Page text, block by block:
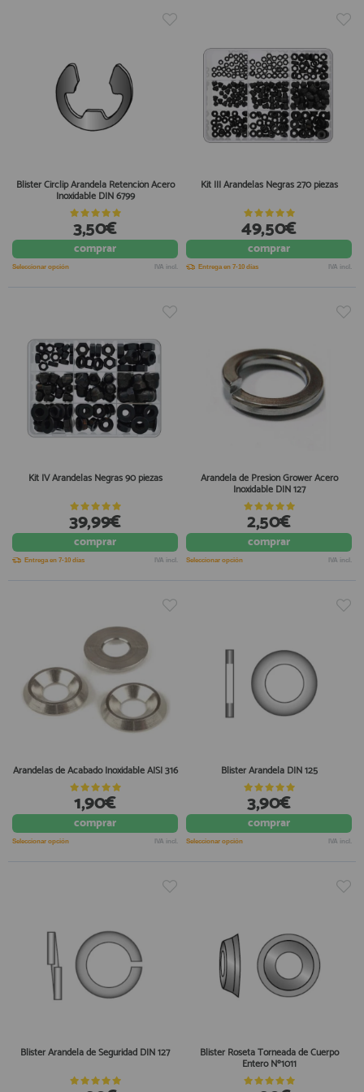
Blister Circlip Arandela Retención Acero
Inoxidable DIN 6799
3,50€
comprar
Seleccionar opción IVA incl.
Kit III Arandelas Negras 270 piezas
49,50€
comprar
Entrega en 7-10 días IVA incl.
Kit IV Arandelas Negras 90 piezas
39,99€
comprar
Entrega en 7-10 días IVA incl.
Arandela de Presion Grower Acero
Inoxidable DIN 127
2,50€
comprar
Seleccionar opción IVA incl.
Arandelas de Acabado Inoxidable AISI 316
1,90€
comprar
Seleccionar opción IVA incl.
Blister Arandela DIN 125
3,90€
comprar
Seleccionar opción IVA incl.
Blister Arandela de Seguridad DIN 127 Blister Roseta Torneada de Cuerpo
Entero Nº1011